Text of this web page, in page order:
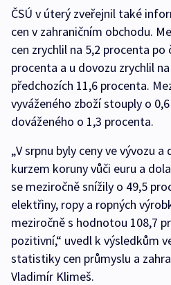
ČSÚ v úterý zveřejnil také
cen v zahraničním obchodu.
cen zrychlil na 5,2 procenta po
procenta a u dovozu zrychlil
předchozích 11,6 procenta.
vyváženého zboží stouply o
dováženého o 1,3 procenta.
„V srpnu byly ceny ve vývozu
kurzem koruny vůči euru a
se meziročně snížily o 49,5
elektřiny, ropy a ropných
meziročně s hodnotou 108,7
pozitivní,“ uvedl k výsledkům
statistiky cen průmyslu a
Vladimír Klimeš.